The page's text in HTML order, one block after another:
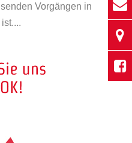
Vorgängen in